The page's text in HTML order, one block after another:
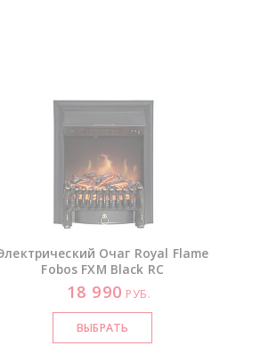
Очаг Royal Flame
Fobos FXM Black RC
18 990 РУБ.